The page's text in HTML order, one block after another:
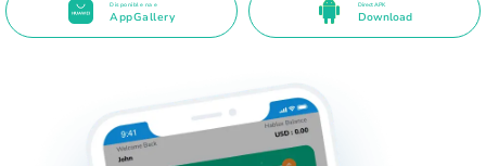
Disponible na e
AppGallery
Direct APK
Download